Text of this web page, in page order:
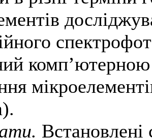
комп’ютерною
Встановлені